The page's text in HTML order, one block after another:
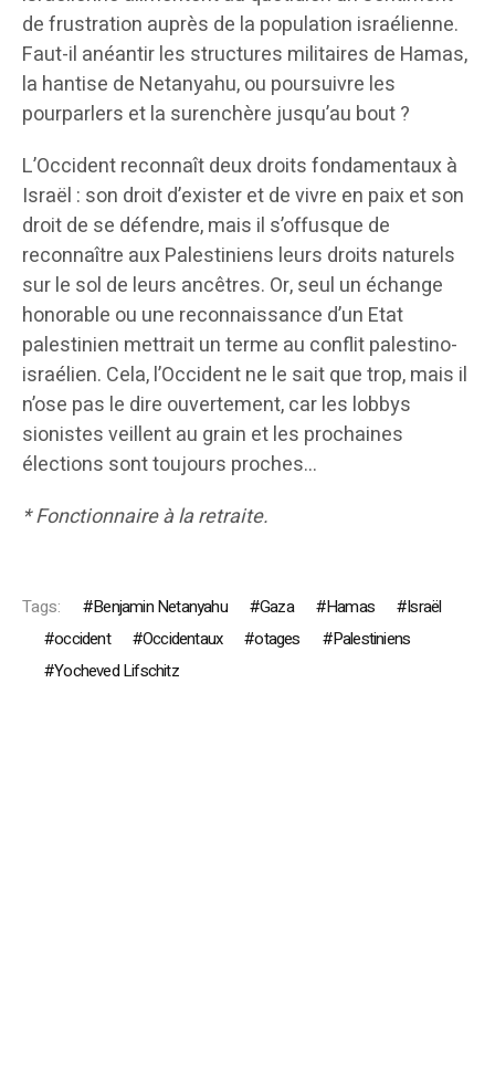
de frustration auprès de la population israélienne.
Faut-il anéantir les structures militaires de Hamas,
la hantise de Netanyahu, ou poursuivre les
pourparlers et la surenchère jusqu’au bout ?
L’Occident reconnaît deux droits fondamentaux à
Israël : son droit d’exister et de vivre en paix et son
droit de se défendre, mais il s’offusque de
reconnaître aux Palestiniens leurs droits naturels
sur le sol de leurs ancêtres. Or, seul un échange
honorable ou une reconnaissance d’un Etat
palestinien mettrait un terme au conflit palestino-
israélien. Cela, l’Occident ne le sait que trop, mais il
n’ose pas le dire ouvertement, car les lobbys
sionistes veillent au grain et les prochaines
élections sont toujours proches…
* Fonctionnaire à la retraite.
Tags: Benjamin Netanyahu Gaza Hamas
Israël
occident
Occidentaux otages
Palestiniens
Yocheved Lifschitz